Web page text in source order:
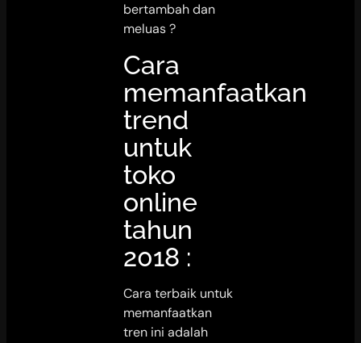
bertambah dan
meluas ?
Cara
memanfaatkan
trend
untuk
toko
online
tahun
2018 :
Cara terbaik untuk
memanfaatkan
tren ini adalah